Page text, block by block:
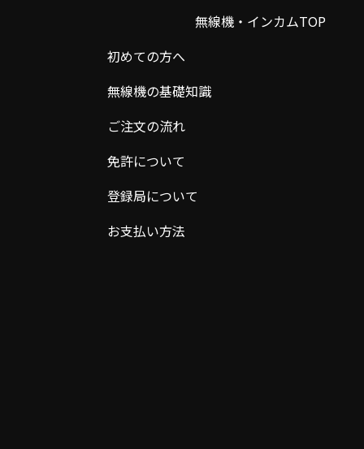
無線機・インカムTOP
初めての方へ
無線機の基礎知識
ご注文の流れ
免許について
登録局について
お支払い方法